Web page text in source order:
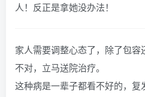
人！反正是拿她没办法！
家人需要调整心态了，除了包
不对，立马送院治疗。
这种病是一辈子都看不好的，复